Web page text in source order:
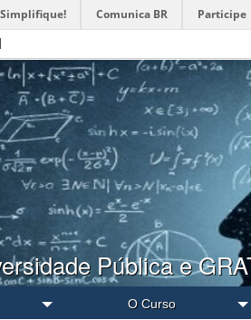
Simplifique! Comunica BR Participe
Pública e
O Curso